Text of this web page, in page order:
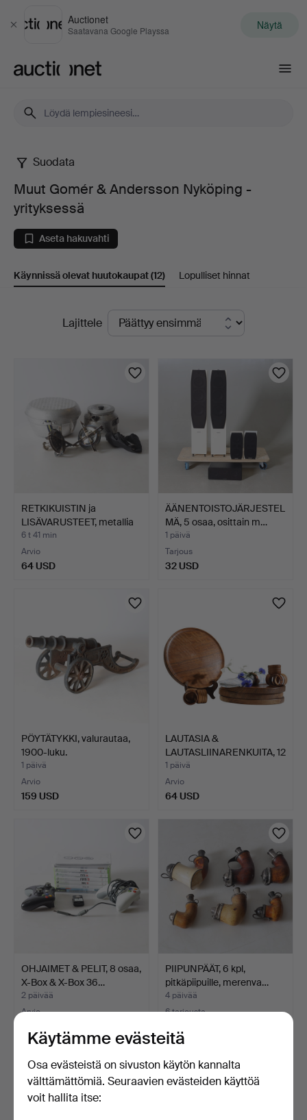
Sulje
Auctionet
Saatavana Google Playssa Näytä
Muut
Gomér
&
Andersson
Suodata
Muut Gomér & Andersson Nyköping -
yrityksessä
Aseta hakuvahti
Käynnissä olevat huutokaupat(12) Lopulliset hinnat
KäynnissäLajittele
RETKIKUISTIN ja
LISÄVARUSTEET, metallia
ja…
6 t 41 min
Arvio
64 USD
ÄÄNENTOISTOJÄRJESTEL
MÄ, 5 osaa, osittain m…
1 päivä
Tarjous
32 USD
PÖYTÄTYKKI, valurautaa,
1900-luku.
1 päivä
Arvio
159 USD
LAUTASIA &
LAUTASLIINARENKUITA, 12
osaa, p…
1 päivä
Arvio
64 USD
OHJAIMET & PELIT, 8 osaa,
X-Box & X-Box 36…
2 päivää
Arvio
PIIPUNPÄÄT, 6 kpl,
pitkäpiipuille, merenva…
4 päivää
6 tarjousta
Käytämme evästeitä
Osa evästeistä on sivuston käytön kannalta
välttämättömiä. Seuraavien evästeiden käyttöä
voit hallita itse: